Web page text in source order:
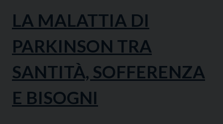
LA MALATTIA DI
PARKINSON TRA
SANTITÀ, SOFFERENZA
E BISOGNI